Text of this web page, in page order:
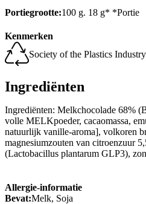
Portiegrootte:100 g. 18 g* *Portie
Kenmerken
Society of the Plastics
Ingrediënten
Ingrediënten: Melkchocolade 68%
volle MELKpoeder, cacaomassa,
natuurlijk vanille-aroma], volkoren
magnesiumzouten van citroenzuur
(Lactobacillus plantarum GLP3),
Allergie-informatie
Bevat:Melk, Soja